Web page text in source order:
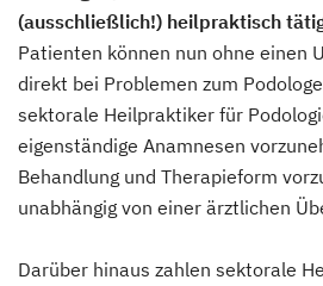
(ausschließlich!) heilpraktisch
Patienten können nun ohne einen
direkt bei Problemen zum
sektorale Heilpraktiker für
eigenständige Anamnesen
Behandlung und Therapieform
unabhängig von einer ärztlichen
Darüber hinaus zahlen sektorale